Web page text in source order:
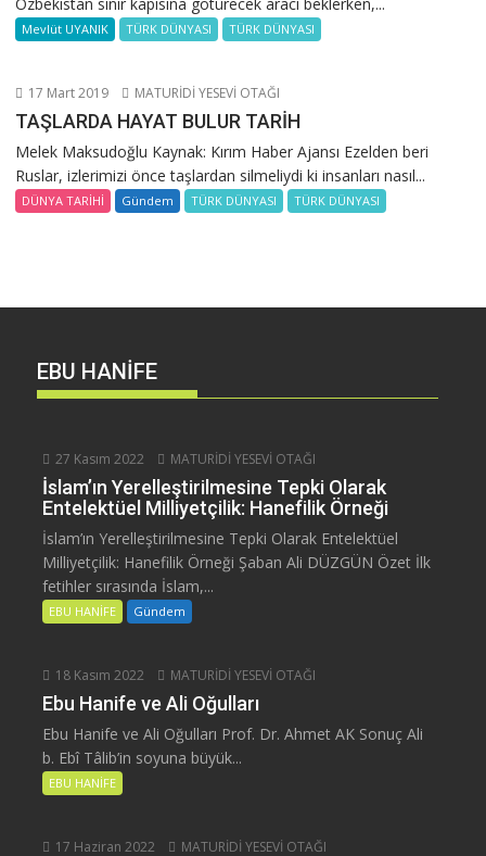
Özbekistan sınır kapısına götürecek aracı beklerken,...
Mevlüt UYANIK TÜRK DÜNYASI TÜRK DÜNYASI
17 Mart 2019 MATURİDİ YESEVİ OTAĞI
TAŞLARDA HAYAT BULUR TARİH
Melek Maksudoğlu Kaynak: Kırım Haber Ajansı Ezelden beri
Ruslar, izlerimizi önce taşlardan silmeliydi ki insanları nasıl...
DÜNYA TARİHİ Gündem TÜRK DÜNYASI TÜRK DÜNYASI
EBU HANİFE
27 Kasım 2022 MATURİDİ YESEVİ OTAĞI
İslam’ın Yerelleştirilmesine Tepki Olarak
Entelektüel Milliyetçilik: Hanefilik Örneği
İslam’ın Yerelleştirilmesine Tepki Olarak Entelektüel
Milliyetçilik: Hanefilik Örneği Şaban Ali DÜZGÜN Özet İlk
fetihler sırasında İslam,...
EBU HANİFE Gündem
18 Kasım 2022 MATURİDİ YESEVİ OTAĞI
Ebu Hanife ve Ali Oğulları
Ebu Hanife ve Ali Oğulları Prof. Dr. Ahmet AK Sonuç Ali
b. Ebî Tâlib’in soyuna büyük...
EBU HANİFE
17 Haziran 2022 MATURİDİ YESEVİ OTAĞI